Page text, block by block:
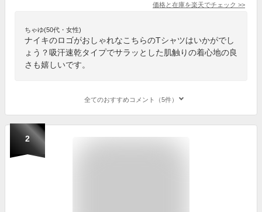
価格と在庫を楽天でチェック >>
ちゃゆ(50代・女性)
ナイキのロゴがおしゃれなこちらのTシャツはいかがでし
ょう？吸汗速乾タイプでサラッとした肌触りの着心地の良
さも嬉しいです。
全てのおすすめコメント（5件）
2